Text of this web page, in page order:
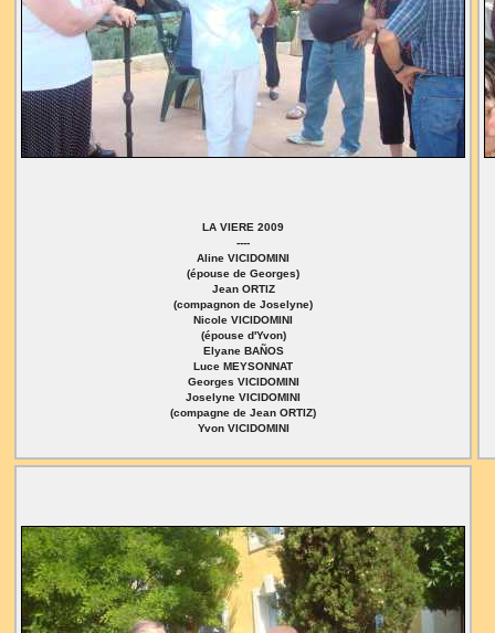
LA VIERE 2009
----
Aline VICIDOMINI
(épouse de Georges)
Jean ORTIZ
(compagnon de Joselyne)
Nicole VICIDOMINI
(épouse d'Yvon)
Elyane BAÑOS
Luce MEYSONNAT
Georges VICIDOMINI
Joselyne VICIDOMINI
(compagne de Jean ORTIZ)
Yvon VICIDOMINI